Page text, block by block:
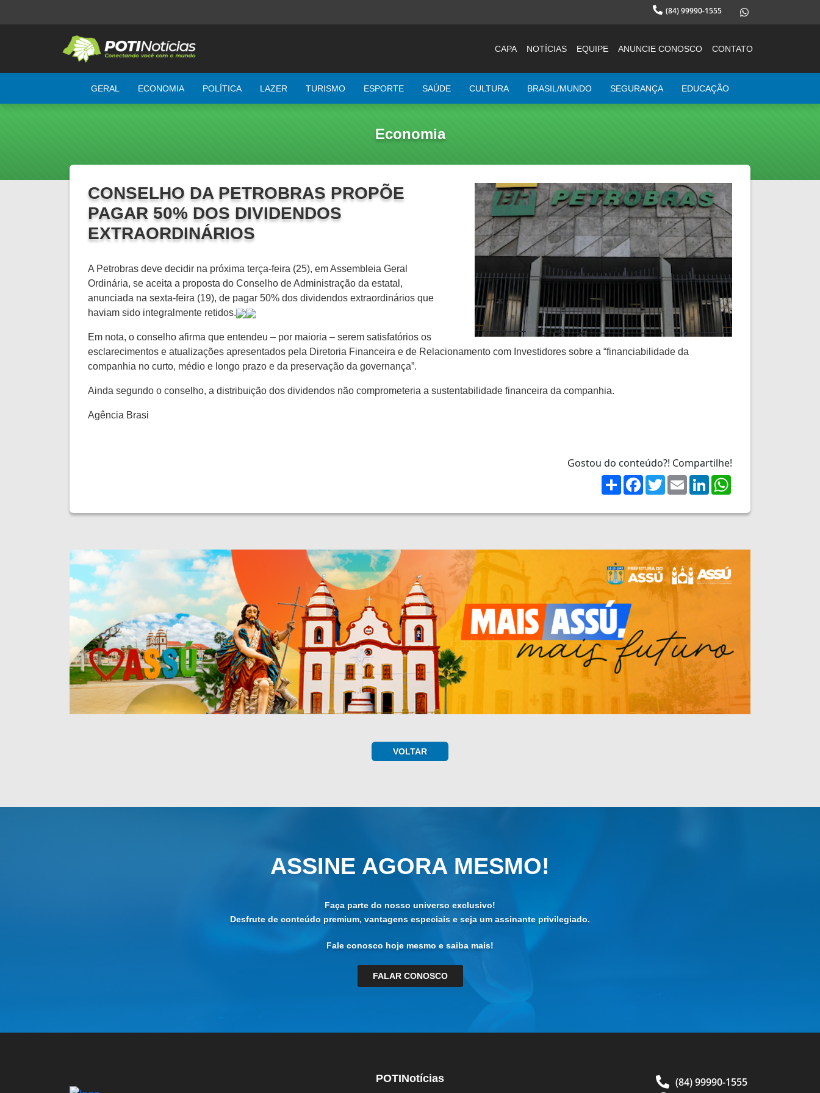
(84) 99990-1555
CAPA NOTÍCIAS EQUIPE ANUNCIE CONOSCO CONTATO
GERAL ECONOMIA POLÍTICA LAZER TURISMO ESPORTE SAÚDE CULTURA BRASIL/MUNDO SEGURANÇA EDUCAÇÃO
Economia
CONSELHO DA PETROBRAS PROPÕE
PAGAR 50% DOS DIVIDENDOS
EXTRAORDINÁRIOS
A Petrobras deve decidir na próxima terça-feira (25), em Assembleia Geral
Ordinária, se aceita a proposta do Conselho de Administração da estatal,
anunciada na sexta-feira (19), de pagar 50% dos dividendos extraordinários que
haviam sido integralmente retidos.
Em nota, o conselho afirma que entendeu – por maioria – serem satisfatórios os
esclarecimentos e atualizações apresentados pela Diretoria Financeira e de Relacionamento com Investidores sobre a “financiabilidade da
companhia no curto, médio e longo prazo e da preservação da governança”.
Ainda segundo o conselho, a distribuição dos dividendos não comprometeria a sustentabilidade financeira da companhia.
Agência Brasi
Gostou do conteúdo?! Compartilhe!
ShareFacebook
TwitterEmailLinkedIn
VOLTAR
ASSINE AGORA MESMO!
Faça parte do nosso universo exclusivo!
Desfrute de conteúdo premium, vantagens especiais e seja um assinante privilegiado.
Fale conosco hoje mesmo e saiba mais!
FALAR CONOSCO
POTINotícias
(84) 99990-1555